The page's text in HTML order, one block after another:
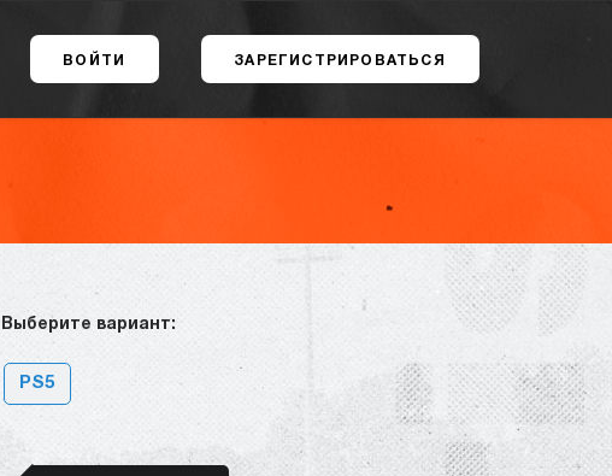
ВОЙТИ ЗАРЕГИСТРИРОВАТЬСЯ
Выберите вариант:
PS5